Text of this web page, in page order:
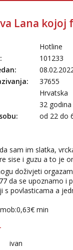
Lana kojoj
Hotline
101233
37655
Hrvatska
32 godina
od 22 do
sam im slatka,
sise i guzu a to je
doživjeti
da se upoznamo i
s povlasticama a
min
ivan